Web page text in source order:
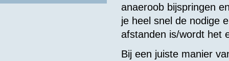
anaeroob bijspringen
je heel snel de nodige
afstanden is/wordt het
Bij een juiste manier